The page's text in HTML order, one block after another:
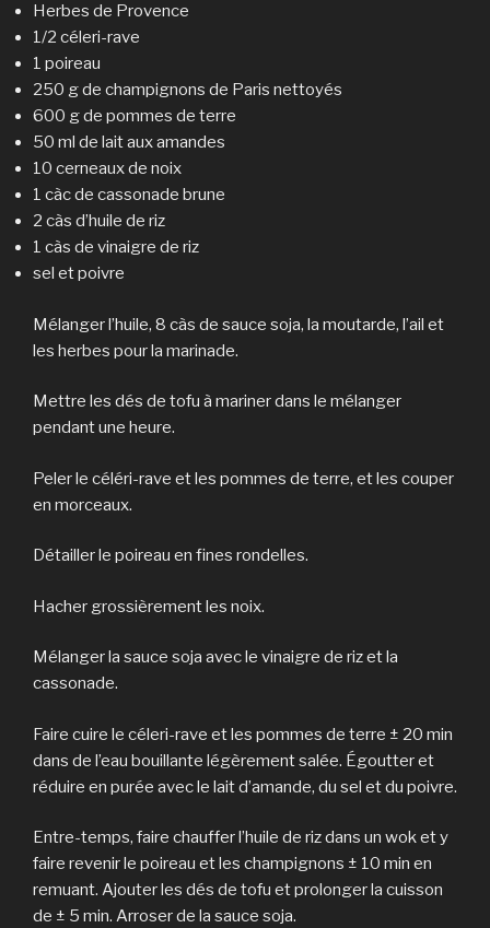
Herbes de Provence
1/2 céleri-rave
1 poireau
250 g de champignons de Paris nettoyés
600 g de pommes de terre
50 ml de lait aux amandes
10 cerneaux de noix
1 càc de cassonade brune
2 càs d’huile de riz
1 càs de vinaigre de riz
sel et poivre
Mélanger l’huile, 8 càs de sauce soja, la moutarde, l’ail et
les herbes pour la marinade.
Mettre les dés de tofu à mariner dans le mélanger
pendant une heure.
Peler le céléri-rave et les pommes de terre, et les couper
en morceaux.
Détailler le poireau en fines rondelles.
Hacher grossièrement les noix.
Mélanger la sauce soja avec le vinaigre de riz et la
cassonade.
Faire cuire le céleri-rave et les pommes de terre ± 20 min
dans de l’eau bouillante légèrement salée. Égoutter et
réduire en purée avec le lait d’amande, du sel et du poivre.
Entre-temps, faire chauffer l’huile de riz dans un wok et y
faire revenir le poireau et les champignons ± 10 min en
remuant. Ajouter les dés de tofu et prolonger la cuisson
de ± 5 min. Arroser de la sauce soja.